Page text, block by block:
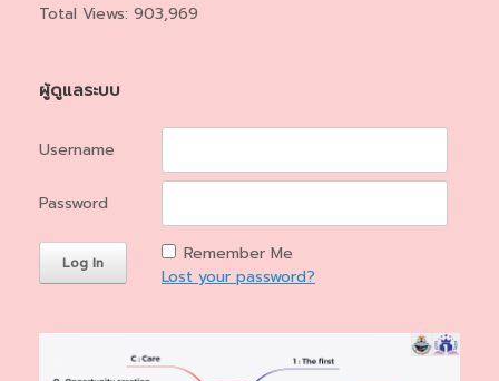
Total Views: 903,969
ผู้ดูแลระบบ
Username
Password
Remember Me
Lost your password?